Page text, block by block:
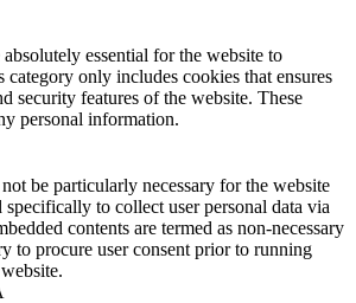
essential for the website to
only includes cookies that ensures
security features of the website. These
personal information.
be particularly necessary for the website
to collect user personal data via
contents are termed as non-necessary
to procure user consent prior to running